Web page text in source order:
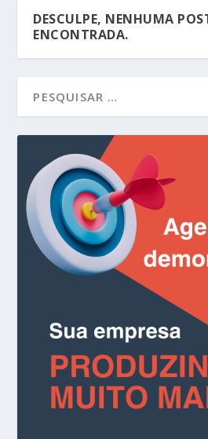
DESCULPE, NENHUMA
ENCONTRADA.